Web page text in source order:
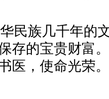
民族几千年的
存的宝贵财富
医，使命光荣。